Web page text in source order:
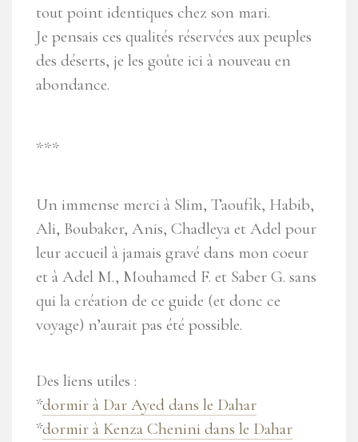
tout point identiques chez son mari.
Je pensais ces qualités réservées aux peuples
des déserts, je les goûte ici à nouveau en
abondance.
***
Un immense merci à Slim, Taoufik, Habib,
Ali, Boubaker, Anis, Chadleya et Adel pour
leur accueil à jamais gravé dans mon coeur
et à Adel M., Mouhamed F. et Saber G. sans
qui la création de ce guide (et donc ce
voyage) n’aurait pas été possible.
Des liens utiles :
*dormir à Dar Ayed dans le Dahar
*dormir à Kenza Chenini dans le Dahar